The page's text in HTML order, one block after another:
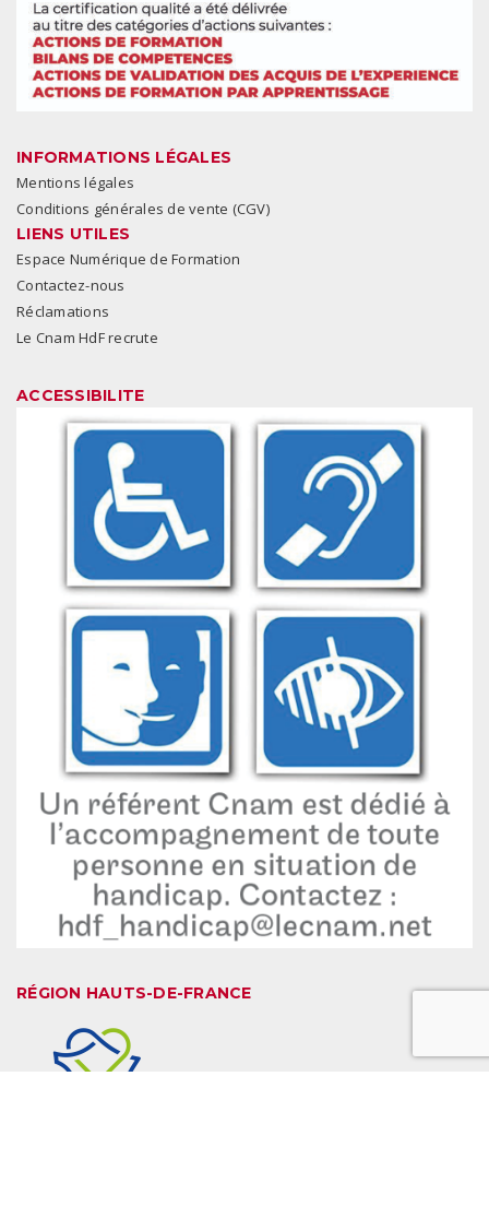
INFORMATIONS LÉGALES
Mentions légales
Conditions générales de vente (CGV)
LIENS UTILES
Espace Numérique de Formation
Contactez-nous
Réclamations
Le Cnam HdF recrute
ACCESSIBILITE
RÉGION HAUTS-DE-FRANCE